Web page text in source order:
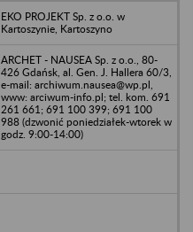
EKO PROJEKT Sp. z o.o. w
Kartoszynie, Kartoszyno
ARCHET - NAUSEA Sp. z o.o., 80-
426 Gdańsk, al. Gen. J. Hallera 60/3,
e-mail: archiwum.nausea@wp.pl,
www: arciwum-info.pl; tel. kom. 691
261 661; 691 100 399; 691 100
988 (dzwonić poniedziałek-wtorek w
godz. 9:00-14:00)